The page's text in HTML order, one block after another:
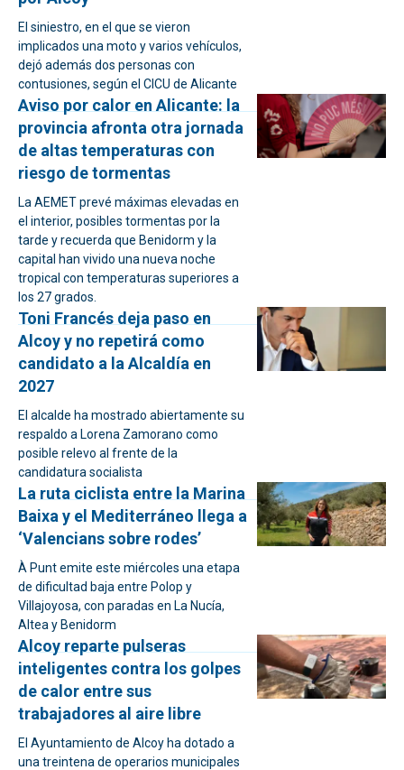
El siniestro, en el que se vieron
implicados una moto y varios vehículos,
dejó además dos personas con
contusiones, según el CICU de Alicante
Aviso por calor en Alicante: la
provincia afronta otra jornada
de altas temperaturas con
riesgo de tormentas
La AEMET prevé máximas elevadas en
el interior, posibles tormentas por la
tarde y recuerda que Benidorm y la
capital han vivido una nueva noche
tropical con temperaturas superiores a
los 27 grados.
Toni Francés deja paso en
Alcoy y no repetirá como
candidato a la Alcaldía en
2027
El alcalde ha mostrado abiertamente su
respaldo a Lorena Zamorano como
posible relevo al frente de la
candidatura socialista
La ruta ciclista entre la Marina
Baixa y el Mediterráneo llega a
‘Valencians sobre rodes’
À Punt emite este miércoles una etapa
de dificultad baja entre Polop y
Villajoyosa, con paradas en La Nucía,
Altea y Benidorm
Alcoy reparte pulseras
inteligentes contra los golpes
de calor entre sus
trabajadores al aire libre
El Ayuntamiento de Alcoy ha dotado a
una treintena de operarios municipales